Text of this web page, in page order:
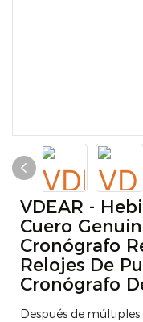
VDEAR -
Cuero
Cronógrafo
Relojes De
Cronógrafo
Después de